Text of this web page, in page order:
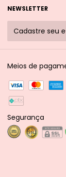
NEWSLETTER
Meios de